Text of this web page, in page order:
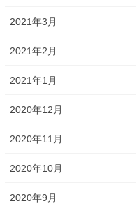
2021年3月
2021年2月
2021年1月
2020年12月
2020年11月
2020年10月
2020年9月